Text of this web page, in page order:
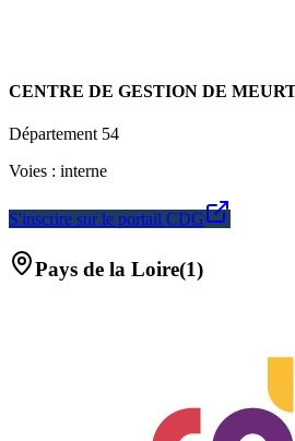
CENTRE DE GESTION DE
Département 54
Voies : interne
S'inscrire sur le portail CDG
Pays de la Loire(1)